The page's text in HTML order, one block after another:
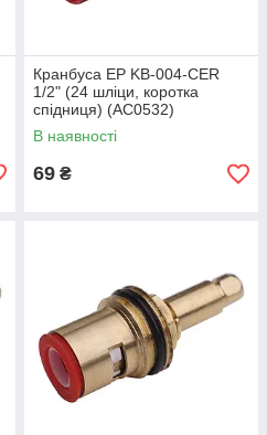
Кранбуса EP KB-004-CER
1/2" (24 шліци, коротка
спідниця) (AC0532)
В наявності
69 ₴